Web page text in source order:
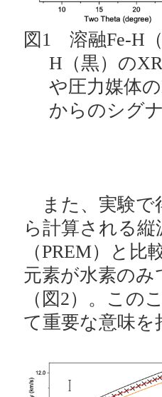
図1 溶融Fe-H
H（黒）の
や圧力媒体
からのシグ
また、実験で
ら計算される
（PREM）と
元素が水素の
（図2）。この
て重要な意味を